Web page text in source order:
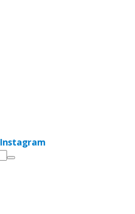
Instagram